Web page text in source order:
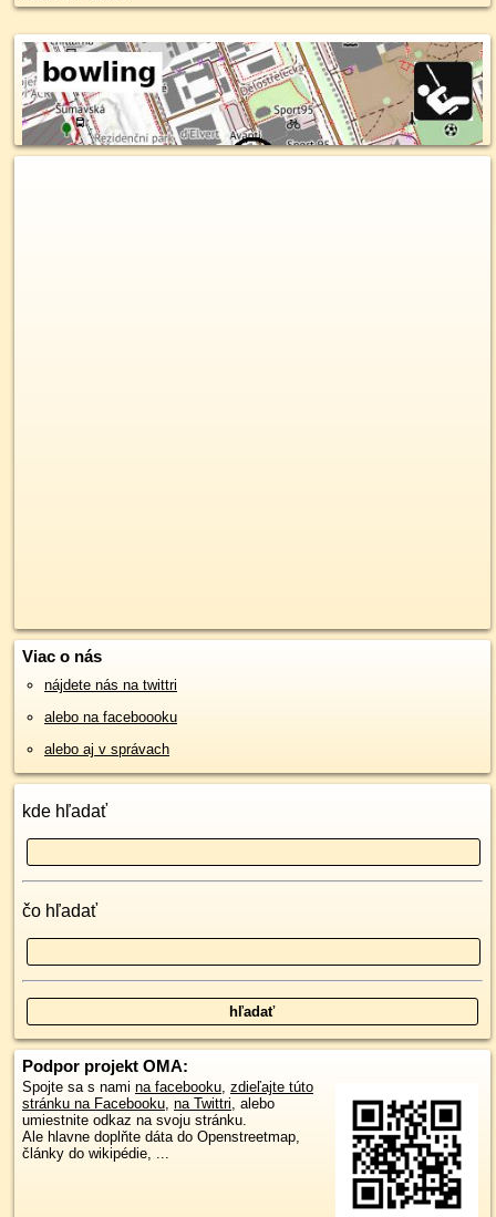
Viac o nás
nájdete nás na twittri
alebo na faceboooku
alebo aj v správach
kde hľadať
čo hľadať
Podpor projekt OMA:
Spojte sa s nami na facebooku, zdieľajte túto
stránku na Facebooku, na Twittri, alebo
umiestnite odkaz na svoju stránku.
Ale hlavne doplňte dáta do Openstreetmap,
články do wikipédie, ...